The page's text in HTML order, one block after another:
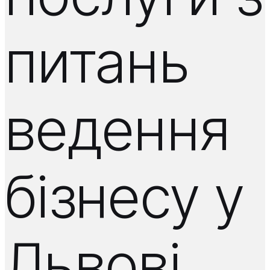
питань
ведення
бізнесу у